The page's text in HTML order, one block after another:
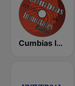
Cumbias Inmortales Radio